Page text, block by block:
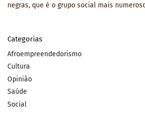
negras, que é o grupo social mais
Categorias
Afroempreendedorismo
Cultura
Opinião
Saúde
Social